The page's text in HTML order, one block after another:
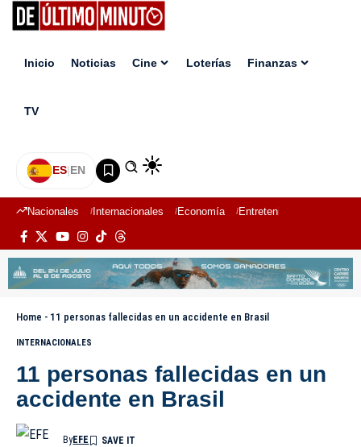
Inicio Noticias Cine Loterías Finanzas
TV
ES|EN
Nacionales Internacionales Economía Entretenimiento
Home - 11 personas fallecidas en un accidente en Brasil
INTERNACIONALES
11 personas fallecidas en un
accidente en Brasil
ByEFE